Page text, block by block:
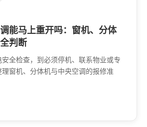
能马上重开吗：窗机、分体
判断
全检查，到必须停机、联系物业或专
窗机、分体机与中央空调的报修准